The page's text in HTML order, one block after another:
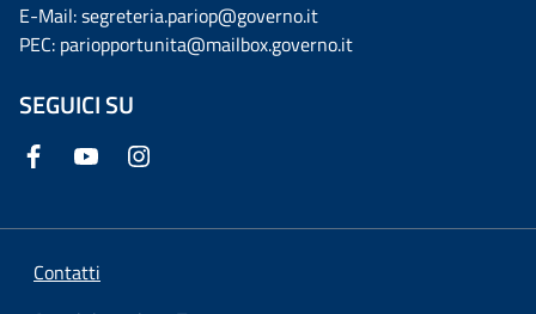
E-Mail: segreteria.pariop@governo.it
PEC: pariopportunita@mailbox.governo.it
SEGUICI SU
Contatti